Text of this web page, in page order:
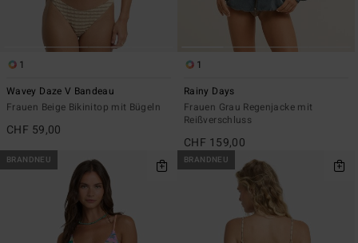
1
Wavey Daze V Bandeau
Frauen Beige Bikinitop mit Bügeln
CHF 59,00
1
Rainy Days
Frauen Grau Regenjacke mit
Reißverschluss
CHF 159,00
BRANDNEU BRANDNEU